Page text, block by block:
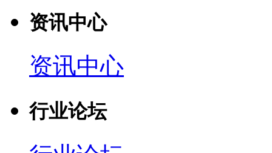
资讯中心
资讯中心
行业论坛